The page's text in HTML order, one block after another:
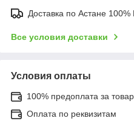
Доставка по Астане
Все условия доставки
Условия оплаты
100% предоплата за
Оплата по реквизитам